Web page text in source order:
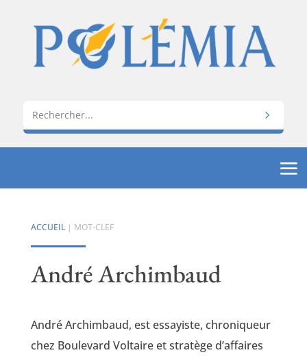
ACCUEIL| MOT-CLEF
André Archimbaud
André Archimbaud, est essayiste, chroniqueur
chez Boulevard Voltaire et stratège d’affaires